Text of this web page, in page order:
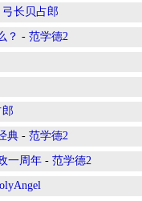
弓长贝占郎
？ - 范学德2
郎
典 - 范学德2
一周年 - 范学德2